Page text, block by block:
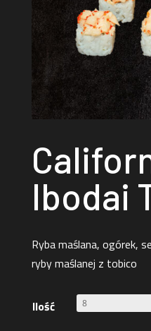
Ibodai
Ryba maślana, ogórek,
ryby maślanej z tobico
Ilość